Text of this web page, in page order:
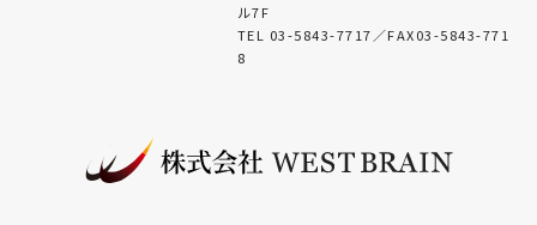
ル7F
TEL 03-5843-7717／FAX03-5843-771
8